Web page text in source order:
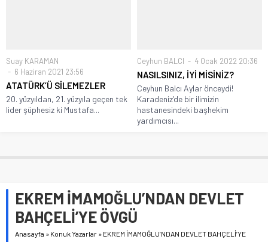
Suay KARAMAN
6 Haziran 2021 23:56
ATATÜRK’Ü SİLEMEZLER
20. yüzyıldan, 21. yüzyıla geçen tek
lider şüphesiz ki Mustafa...
Ceyhun BALCI 4 Ocak 2022 20:36
NASILSINIZ, İYİ MİSİNİZ?
Ceyhun Balcı Aylar önceydi!
Karadeniz’de bir ilimizin
hastanesindeki başhekim
yardımcısı...
EKREM İMAMOĞLU’NDAN DEVLET
BAHÇELİ’YE ÖVGÜ
Anasayfa » Konuk Yazarlar » EKREM İMAMOĞLU’NDAN DEVLET BAHÇELİ’YE